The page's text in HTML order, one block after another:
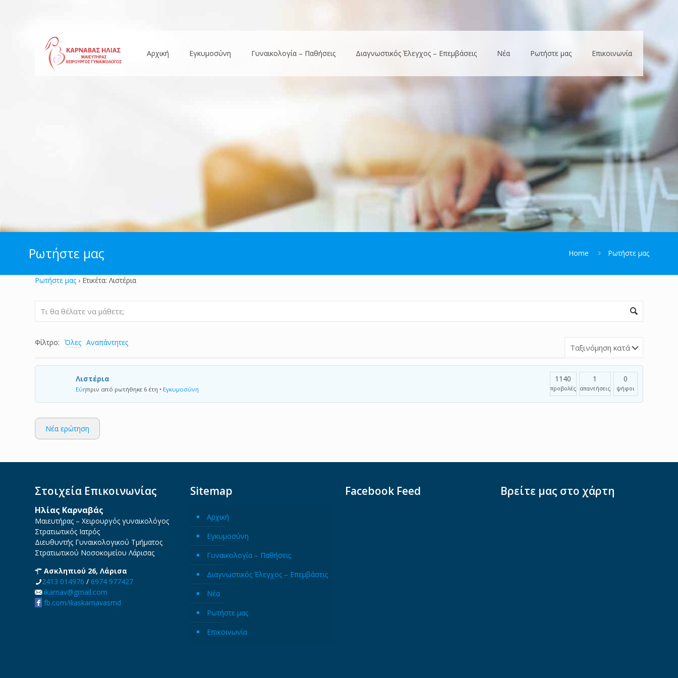
Αρχική Εγκυμοσύνη Γυναικολογία – Παθήσεις Διαγνωστικός Έλεγχος – Επεμβάσεις Νέα Ρωτήστε μας Επικοινωνία
Ρωτήστε μας Home Ρωτήστε μας
Ρωτήστε μας › Ετικέτα: Λιστέρια
Φίλτρο: Όλες Αναπάντητες
Λιστέρια
Εύηπριν από ρωτήθηκε 6 έτη • Εγκυμοσύνη
1140
προβολές
1
απαντήσεις
0
ψήφοι
Νέα ερώτηση
Στοιχεία Επικοινωνίας
Ηλίας Καρναβάς
Μαιευτήρας – Χειρουργός γυναικολόγος
Στρατιωτικός Ιατρός
Διευθυντής Γυναικολογικού Τμήματος
Στρατιωτικού Νοσοκομείου Λάρισας
Ασκληπιού 26, Λάρισα
2413 014976 / 6974 977427
ikarnav@gmail.com
fb.com/iliaskarnavasmd
Sitemap
Αρχική
Εγκυμοσύνη
Γυναικολογία – Παθήσεις
Διαγνωστικός Έλεγχος – Επεμβάσεις
Νέα
Ρωτήστε μας
Επικοινωνία
Facebook Feed Βρείτε μας στο χάρτη